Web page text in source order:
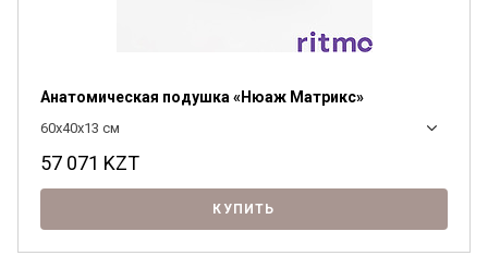
Анатомическая подушка «Нюаж Матрикс»
60x40x13 см
57 071 KZT
КУПИТЬ